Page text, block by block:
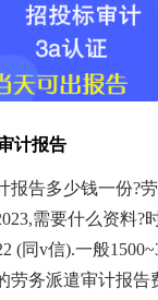
计报告
报告多少钱一份?
需要什么资料?
(同v信).一般
劳务派遣审计报告